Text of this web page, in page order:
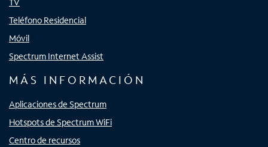
TV
Teléfono Residencial
Móvil
Spectrum Internet Assist
MÁS INFORMACIÓN
Aplicaciones de Spectrum
Hotspots de Spectrum WiFi
Centro de recursos